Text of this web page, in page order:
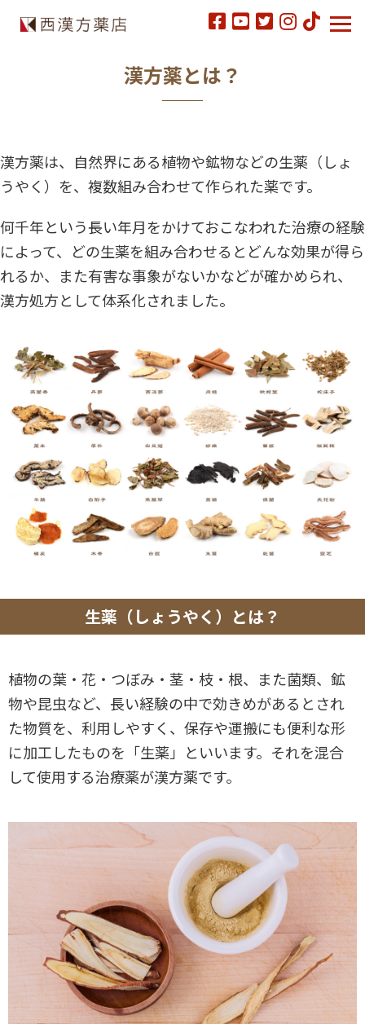
漢方薬とは？
漢方薬は、自然界にある植物や鉱物などの生薬（しょ
うやく）を、複数組み合わせて作られた薬です。
何千年という長い年月をかけておこなわれた治療の経験
によって、どの生薬を組み合わせるとどんな効果が得ら
れるか、また有害な事象がないかなどが確かめられ、
漢方処方として体系化されました。
生薬（しょうやく）とは？
植物の葉・花・つぼみ・茎・枝・根、また菌類、鉱
物や昆虫など、長い経験の中で効きめがあるとされ
た物質を、利用しやすく、保存や運搬にも便利な形
に加工したものを「生薬」といいます。それを混合
して使用する治療薬が漢方薬です。